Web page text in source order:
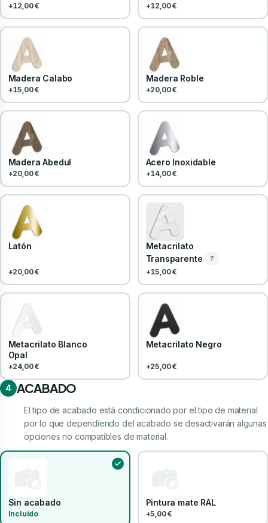
+12,00 € +12,00 €
Madera Calabo
+15,00 €
Madera Roble
+20,00 €
Madera Abedul
+20,00 €
Acero Inoxidable
+14,00 €
Latón
+20,00 €
Metacrilato
Transparente
?
+15,00 €
Metacrilato Blanco
Opal
+24,00 €
Metacrilato Negro
+25,00 €
4 ACABADO
El tipo de acabado está condicionado por el tipo de material
por lo que dependiendo del acabado se desactivarán algunas
opciones no compatibles de material.
Sin acabado
Incluido
Pintura mate RAL
+5,00 €